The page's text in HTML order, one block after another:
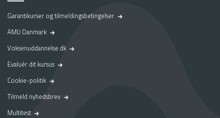
Garantikurser og tilmeldingsbetingelser
AMU Danmark
Voksenuddannelse.dk
Evaluér dit kursus
Cookie-politik
Tilmeld nyhedsbrev
Multitest